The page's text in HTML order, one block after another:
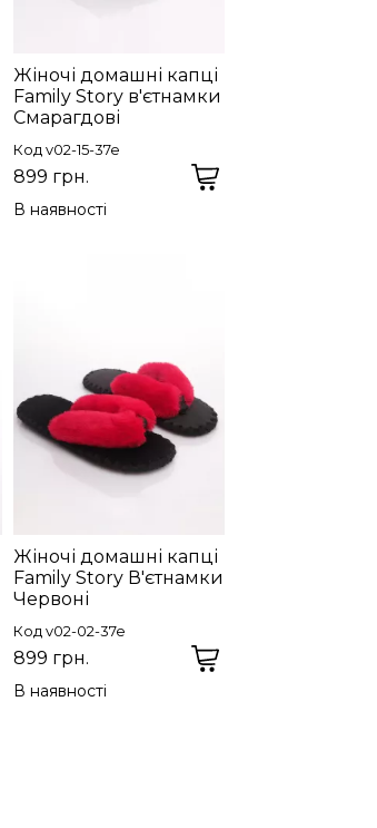
Жіночі домашні капці
Family Story в'єтнамки
Смарагдові
Код v02-15-37e
899 грн.
В наявності
Жіночі домашні капці
Family Story В'єтнамки
Червоні
Код v02-02-37e
899 грн.
В наявності